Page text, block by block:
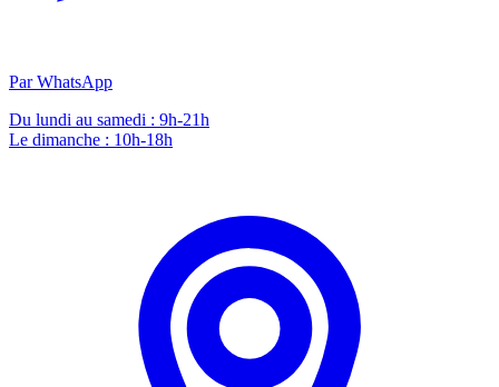
Par WhatsApp
Du lundi au samedi : 9h-21h
Le dimanche : 10h-18h